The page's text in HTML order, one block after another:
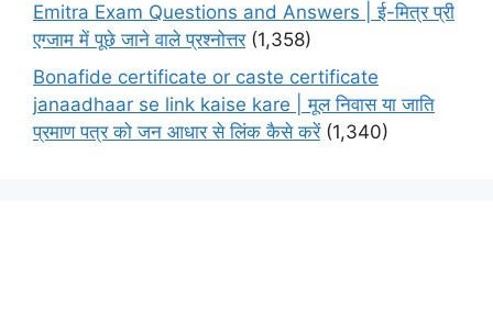
Emitra Exam Questions and Answers | ई-मित्र प्री
एग्जाम में पूछे जाने वाले प्रश्नोत्तर (1,358)
Bonafide certificate or caste certificate
janaadhaar se link kaise kare | मूल निवास या जाति
प्रमाण पत्र को जन आधार से लिंक कैसे करें (1,340)